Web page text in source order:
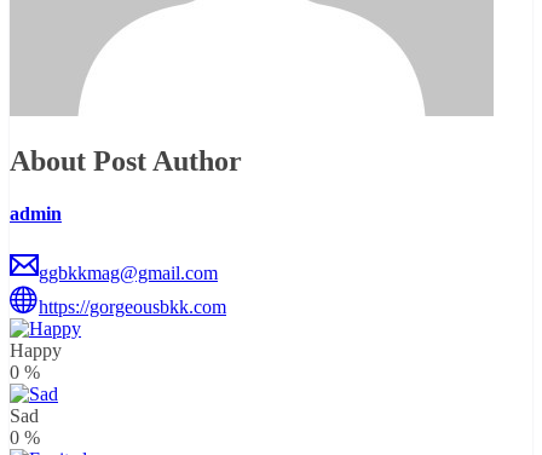
About Post Author
admin
ggbkkmag@gmail.com
https://gorgeousbkk.com
Happy
0 %
Sad
0 %